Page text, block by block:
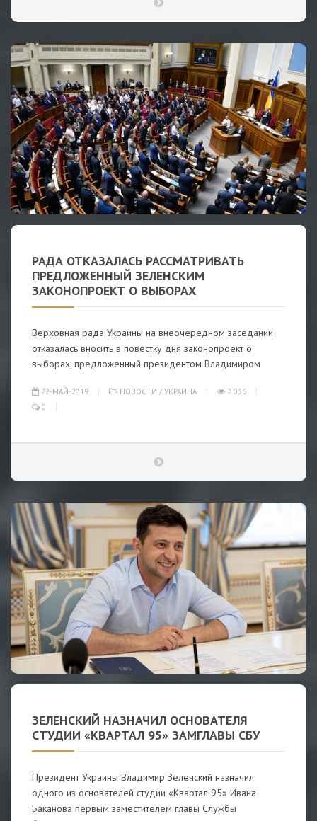
РАДА ОТКАЗАЛАСЬ РАССМАТРИВАТЬ
ПРЕДЛОЖЕННЫЙ ЗЕЛЕНСКИМ
ЗАКОНОПРОЕКТ О ВЫБОРАХ
Верховная рада Украины на внеочередном заседании
отказалась вносить в повестку дня законопроект о
выборах, предложенный президентом Владимиром
22-МАЙ-2019 НОВОСТИ / УКРАИНА
2 036
0
ЗЕЛЕНСКИЙ НАЗНАЧИЛ ОСНОВАТЕЛЯ
СТУДИИ «КВАРТАЛ 95» ЗАМГЛАВЫ СБУ
Президент Украины Владимир Зеленский назначил
одного из основателей студии «Квартал 95» Ивана
Баканова первым заместителем главы Службы